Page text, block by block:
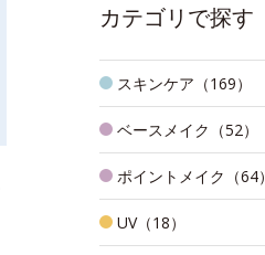
カテゴリで探す
スキンケア（169）
ベースメイク（52）
ポイントメイク（64）
UV（18）